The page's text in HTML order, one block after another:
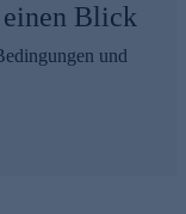
Blick
und